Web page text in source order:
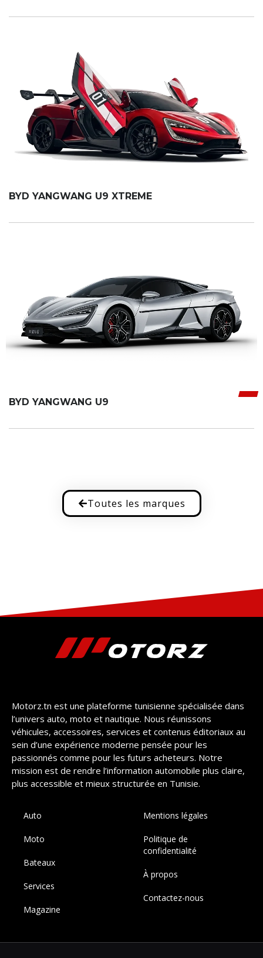
BYD YANGWANG U9 XTREME
BYD YANGWANG U9
Toutes les marques
Motorz.tn est une plateforme tunisienne spécialisée dans
l’univers auto, moto et nautique. Nous réunissons
véhicules, accessoires, services et contenus éditoriaux au
sein d’une expérience moderne pensée pour les
passionnés comme pour les futurs acheteurs. Notre
mission est de rendre l’information automobile plus claire,
plus accessible et mieux structurée en Tunisie.
Auto
Moto
Bateaux
Services
Magazine
Mentions légales
Politique de
confidentialité
À propos
Contactez-nous